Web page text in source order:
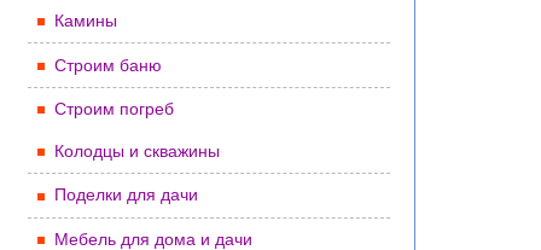
Камины
Строим баню
Строим погреб
Колодцы и скважины
Поделки для дачи
Мебель для дома и дачи